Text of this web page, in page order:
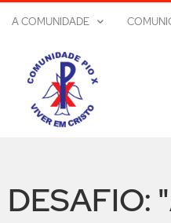
A COMUNIDADE
DESAFIO: